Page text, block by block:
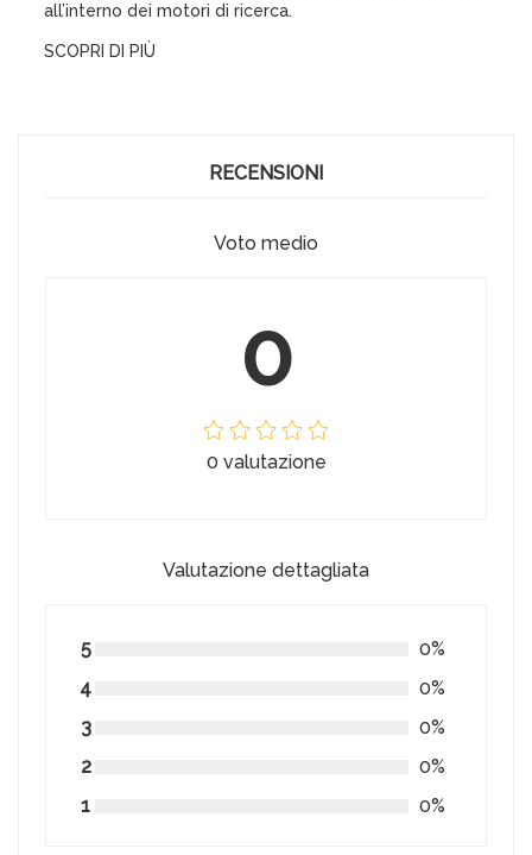
all’interno dei motori di ricerca.
SCOPRI DI PIÙ
RECENSIONI
Voto medio
0
0 valutazione
Valutazione dettagliata
5
0%
4
0%
3
0%
2
0%
1
0%